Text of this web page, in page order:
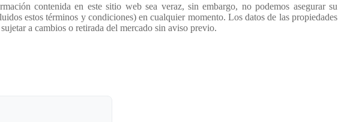
contenida en este sitio web sea veraz, sin embargo, no podemos asegurar su
estos términos y condiciones) en cualquier momento. Los datos de las propiedades
a cambios o retirada del mercado sin aviso previo.